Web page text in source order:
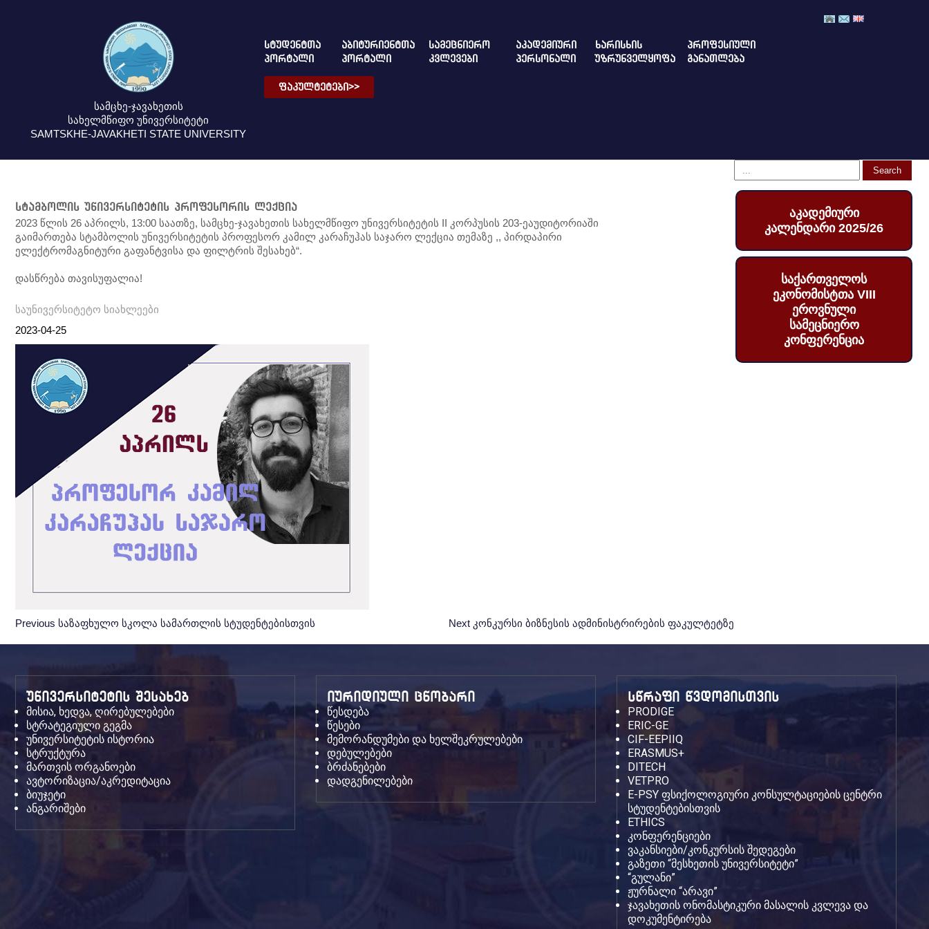
სამცხე-ჯავახეთის
სახელმწიფო უნივერსიტეტი
SAMTSKHE-JAVAKHETI STATE UNIVERSITY
ᲡᲢᲣᲓᲔᲜᲢᲗᲐ
ᲞᲝᲠᲢᲐᲚᲘ
ᲐᲑᲘᲢᲣᲠᲘᲔᲜᲢᲗᲐ
ᲞᲝᲠᲢᲐᲚᲘ
ᲡᲐᲛᲔᲪᲜᲘᲔᲠᲝ
ᲙᲕᲚᲔᲕᲔᲑᲘ
ᲐᲙᲐᲓᲔᲛᲘᲣᲠᲘ
ᲞᲔᲠᲡᲝᲜᲐᲚᲘ
ᲮᲐᲠᲘᲡᲮᲘᲡ
ᲣᲖᲠᲣᲜᲕᲔᲚᲧᲝᲤᲐ
ᲞᲠᲝᲤᲔᲡᲘᲣᲚᲘ
ᲒᲐᲜᲐᲗᲚᲔᲑᲐ
ᲤᲐᲙᲣᲚᲢᲔᲢᲔᲑᲘ>>
სტამბოლის უნივერსიტეტის პროფესორის ლექცია
2023 წლის 26 აპრილს, 13:00 საათზე, სამცხე-ჯავახეთის სახელმწიფო უნივერსიტეტის II კორპუსის 203-ეაუდიტორიაში
გაიმართება სტამბოლის უნივერსიტეტის პროფესორ კამილ კარაჩუჰას საჯარო ლექცია თემაზე ,, პირდაპირი
ელექტრომაგნიტური გაფანტვისა და ფილტრის შესახებ“.
დასწრება თავისუფალია!
საუნივერსიტეტო სიახლეები
2023-04-25
Post
navigation
პოსტის
ნავიგაცია
Previous Previous
საზაფხულო სკოლა სამართლის სტუდენტებისთვის Next Next
კონკურსი ბიზნესის ადმინისტრირების ფაკულტეტზე
აკადემიური
კალენდარი 2025/26
საქართველოს
ეკონომისტთა VIII
ეროვნული
სამეცნიერო
კონფერენცია
უნივერსიტეტის შესახებ
მისია, ხედვა, ღირებულებები
სტრატეგიული გეგმა
უნივერსიტეტის ისტორია
სტრუქტურა
მართვის ორგანოები
ავტორიზაცია/აკრედიტაცია
ბიუჯეტი
ანგარიშები
იურიდიული ცნობარი
წესდება
წესები
მემორანდუმები და ხელშეკრულებები
დებულებები
ბრძანებები
დადგენილებები
სწრაფი წვდომისთვის
PRODIGE
ERIC-GE
CIF-EEPIIQ
ERASMUS+
DITECH
VETPRO
E-PSY ფსიქოლოგიური კონსულტაციების ცენტრი
სტუდენტებისთვის
ETHICS
კონფერენციები
ვაკანსიები/კონკურსის შედეგები
გაზეთი “მესხეთის უნივერსიტეტი”
“გულანი”
ჟურნალი “არავი”
ჯავახეთის ონომასტიკური მასალის კვლევა და
დოკუმენტირება